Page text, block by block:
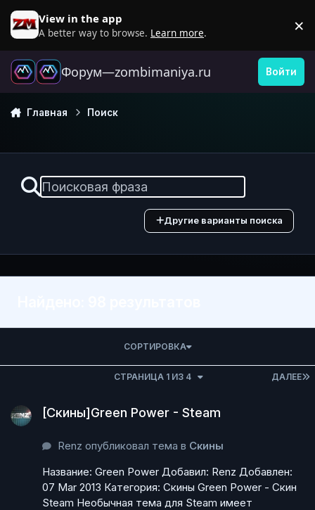
Перейти к содержанию
View in the app
A better way to browse. Learn more. ×
Форум—zombimaniya.ru Войти
Главная Поиск
Другие варианты поиска
ДАЛЕЕ
СТРАНИЦА 1 ИЗ 4
СОРТИРОВКА
[Скины]Green Power - Steam
Renz опубликовал тема в Скины
Название: Green Power Добавил: Renz Добавлен:
07 Mar 2013 Категория: Скины Green Power - Скин
Steam Необычная тема для Steam имеет